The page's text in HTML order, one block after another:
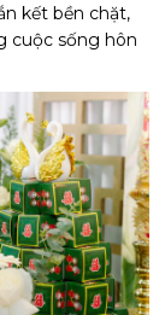
kết bền chặt,
cuộc sống hôn